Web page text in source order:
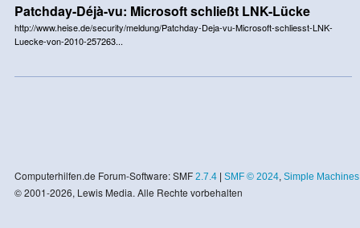
Patchday-Déjà-vu: Microsoft schließt LNK-Lücke
http://www.heise.de/security/meldung/Patchday-Deja-vu-Microsoft-schliesst-LNK-
Luecke-von-2010-257263...
Computerhilfen.de Forum-Software: SMF 2.7.4| SMF © 2024, Simple Machines
© 2001-2026, Lewis Media. Alle Rechte vorbehalten